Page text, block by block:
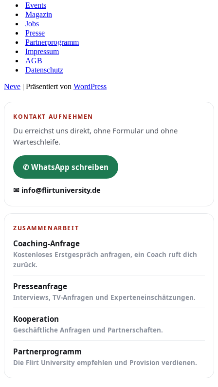
Events
Magazin
Jobs
Presse
Partnerprogramm
Impressum
AGB
Datenschutz
Neve | Präsentiert von WordPress
KONTAKT AUFNEHMEN
Du erreichst uns direkt, ohne Formular und ohne
Warteschleife.
✆ WhatsApp schreiben
✉ info@flirtuniversity.de
ZUSAMMENARBEIT
Coaching-Anfrage
Kostenloses Erstgespräch anfragen, ein Coach ruft dich
zurück.
Presseanfrage
Interviews, TV-Anfragen und Experteneinschätzungen.
Kooperation
Geschäftliche Anfragen und Partnerschaften.
Partnerprogramm
Die Flirt University empfehlen und Provision verdienen.